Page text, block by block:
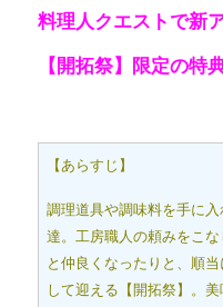
料理人クエストで新
【開拓祭】限定の特
【あらすじ】
調理道具や調味料を手に
達。工房職人の頼みをこ
と仲良くなったりと、順
して迎える【開拓祭】。